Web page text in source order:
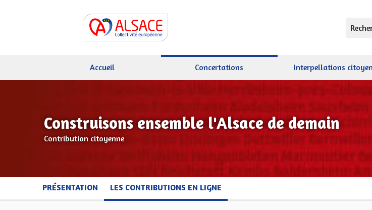
Accueil Concertations Interpellations
Construisons ensemble l'Alsace de demain
Contribution citoyenne
PRÉSENTATION LES CONTRIBUTIONS EN LIGNE